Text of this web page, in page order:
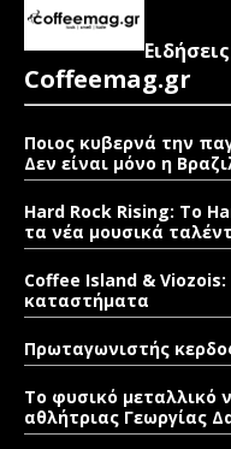
Coffeemag.gr
Ποιος κυβερνά την
Δεν είναι μόνο η
Hard Rock Rising: Το
τα νέα μουσικά
Coffee Island &
καταστήματα
Πρωταγωνιστής
Το φυσικό μεταλλικό
αθλήτριας Γεωργίας